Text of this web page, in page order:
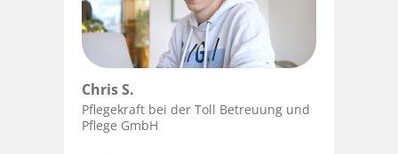
Chris S.
Pflegekraft bei der Toll Betreuung und
Pflege GmbH